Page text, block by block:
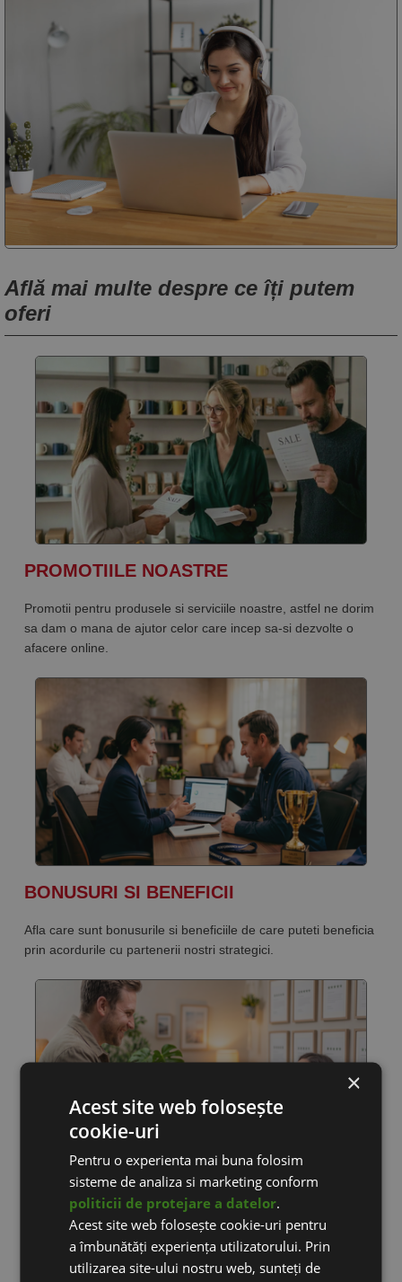
Află mai multe despre ce îți putem
oferi
PROMOTIILE NOASTRE
Promotii pentru produsele si serviciile noastre, astfel ne dorim
sa dam o mana de ajutor celor care incep sa-si dezvolte o
afacere online.
BONUSURI SI BENEFICII
Afla care sunt bonusurile si beneficiile de care puteti beneficia
prin acordurile cu partenerii nostri strategici.
PARERI SCRISE DE CLIENTI
Ne dorim clienti multumiti si fericiti! Doar cu ei putem creste in
continuare activitatea eCommerce din Romania.
×
Acest site web folosește
cookie-uri
Pentru o experienta mai buna folosim
sisteme de analiza si marketing conform
politicii de protejare a datelor.
Acest site web folosește cookie-uri pentru
a îmbunătăți experiența utilizatorului. Prin
utilizarea site-ului nostru web, sunteți de